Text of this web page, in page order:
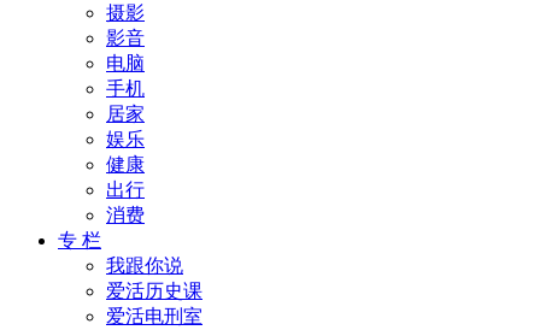
摄影
影音
电脑
手机
居家
娱乐
健康
出行
消费
专 栏
我跟你说
爱活历史课
爱活电刑室